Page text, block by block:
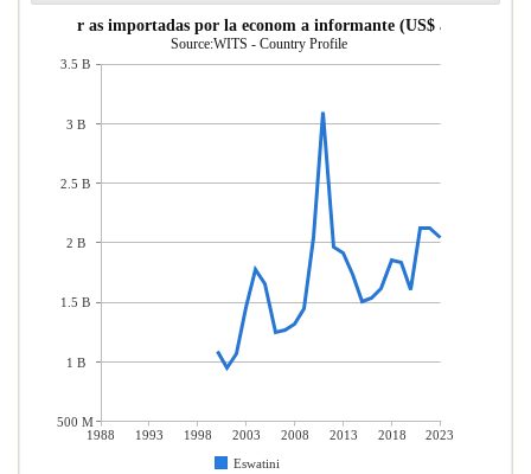
Mercader as importadas por la econom a informante (US$ actuales)
Source:WITS - Country Profile
1988 1993 1998 2003 2008 2013 2018
2023
Eswatini
3.5 B
3 B
2.5 B
2 B
1.5 B
1 B
500 M